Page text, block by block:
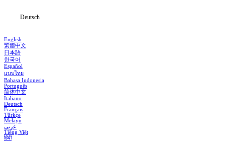
Deutsch
English
繁體中文
日本語
한국어
Español
แบบไทย
Bahasa Indonesia
Português
简体中文
Italiano
Deutsch
Français
Türkçe
Melayu
عربي
Tiếng Việt
हिंदी